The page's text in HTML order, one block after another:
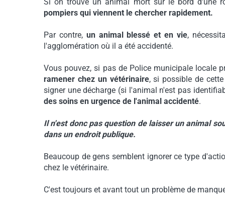
pompiers qui viennent le chercher rapidement.
Par contre, un animal blessé et en vie,
l'agglomération où il a été accidenté.
Vous pouvez, si pas de Police municipale locale
ramener chez un vétérinaire, si possible de
signer une décharge (si l'animal n'est pas
des soins en urgence de l'animal accidenté.
Il n'est donc pas question de laisser un animal
dans un endroit publique.
Beaucoup de gens semblent ignorer ce type
chez le vétérinaire.
C'est toujours et avant tout un problème de